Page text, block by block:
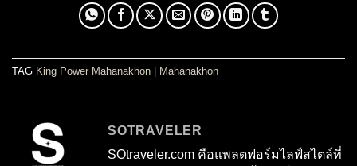
TAG King Power Mahanakhon Mahanakhon
SOTRAVELER
SOtraveler.com คือแพลตฟอร์มไลฟ์สไตล์ที่